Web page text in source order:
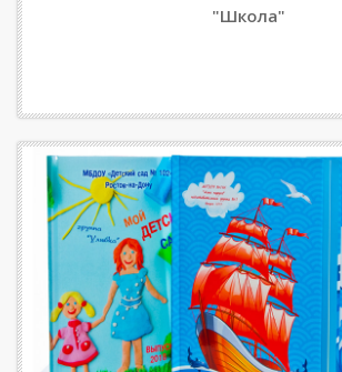
"Школа"